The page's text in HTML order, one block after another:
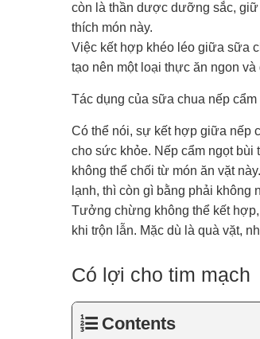
còn là thần dược dưỡng sắc,
thích món này.
Việc kết hợp khéo léo giữa sữa
tạo nên một loại thực ăn ngon
Tác dụng của sữa chua nếp cẩm
Có thể nói, sự kết hợp giữa nếp
cho sức khỏe. Nếp cẩm ngọt
không thể chối từ món ăn vặt
lạnh, thì còn gì bằng phải không
Tưởng chừng không thể kết
khi trộn lẫn. Mặc dù là quà vặt,
Có lợi cho tim mạch
Contents